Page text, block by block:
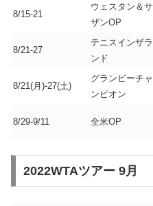
8/15-21
ウェスタン＆サ
ザンOP
8/21-27
テニスインザラ
ンド
8/21(月)-27(土)
グランビーチャ
ンピオン
8/29-9/11 全米OP
2022WTAツアー 9月